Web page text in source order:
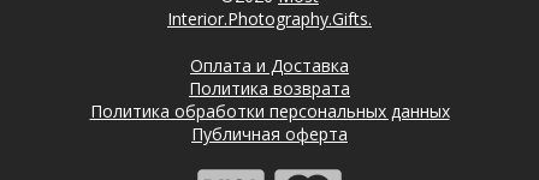
Interior.Photography.Gifts.
Оплата и Доставка
Политика возврата
Политика обработки персональных данных
Публичная оферта